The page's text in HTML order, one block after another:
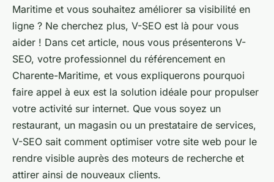
Maritime et vous souhaitez améliorer sa visibilité en
ligne ? Ne cherchez plus, V-SEO est là pour vous
aider ! Dans cet article, nous vous présenterons V-
SEO, votre professionnel du référencement en
Charente-Maritime, et vous expliquerons pourquoi
faire appel à eux est la solution idéale pour propulser
votre activité sur internet. Que vous soyez un
restaurant, un magasin ou un prestataire de services,
V-SEO sait comment optimiser votre site web pour le
rendre visible auprès des moteurs de recherche et
attirer ainsi de nouveaux clients.